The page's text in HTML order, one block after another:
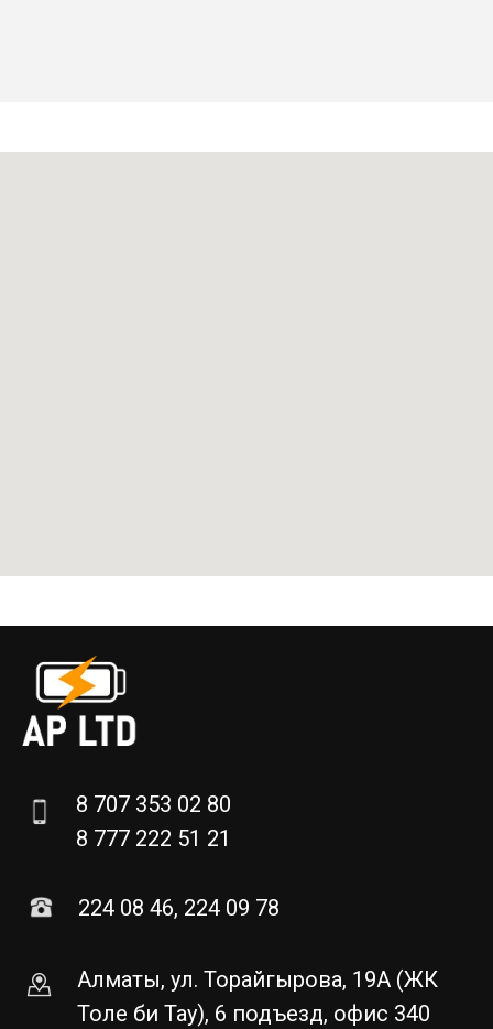
8 707 353 02 80
8 777 222 51 21
224 08 46, 224 09 78
Алматы, ул. Торайгырова, 19А (ЖК
Толе би Тау), 6 подъезд, офис 340